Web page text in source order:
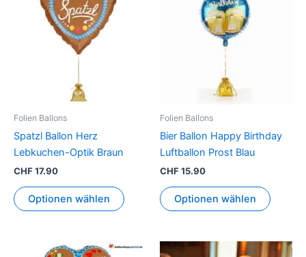
Folien Ballons
Spatzl Ballon Herz
Lebkuchen-Optik Braun
CHF17.90
Optionen wählen
Folien Ballons
Bier Ballon Happy Birthday
Luftballon Prost Blau
CHF15.90
Optionen wählen